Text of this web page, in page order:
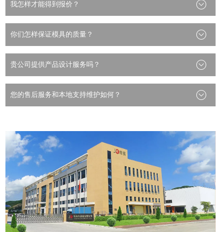
我怎样才能得到报价？
你们怎样保证模具的质量？
贵公司提供产品设计服务吗？
您的售后服务和本地支持维护如何？